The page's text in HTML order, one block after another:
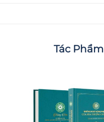
Tác Phẩm